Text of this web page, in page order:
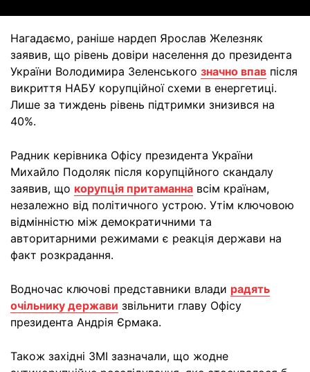
Нагадаємо, раніше нардеп Ярослав Железняк
заявив, що рівень довіри населення до президента
України Володимира Зеленського значно впав після
викриття НАБУ корупційної схеми в енергетиці.
Лише за тиждень рівень підтримки знизився на
40%.
Радник керівника Офісу президента України
Михайло Подоляк після корупційного скандалу
заявив, що корупція притаманна всім країнам,
незалежно від політичного устрою. Утім ключовою
відмінністю між демократичними та
авторитарними режимами є реакція держави на
факт розкрадання.
Водночас ключові представники влади радять
очільнику держави звільнити главу Офісу
президента Андрія Єрмака.
Також західні ЗМІ зазначали, що жодне